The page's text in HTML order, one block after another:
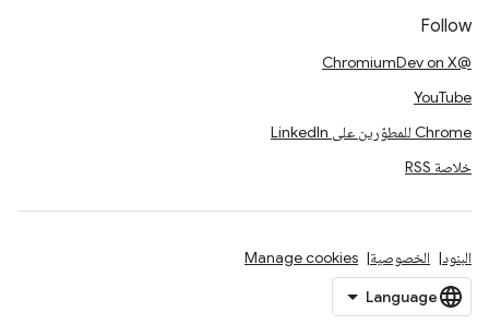
Follow
@ChromiumDev on X
YouTube
Chrome للمطوّرين على LinkedIn
خلاصة RSS
البنود الخصوصية Manage cookies